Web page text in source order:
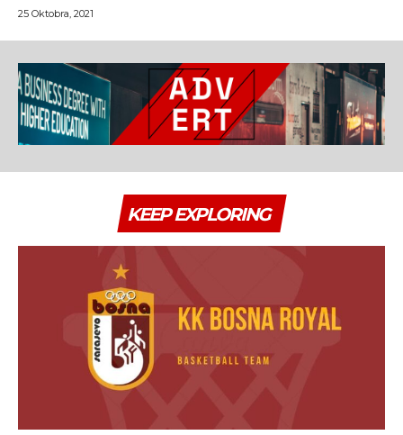
25 Oktobra, 2021
KEEP EXPLORING